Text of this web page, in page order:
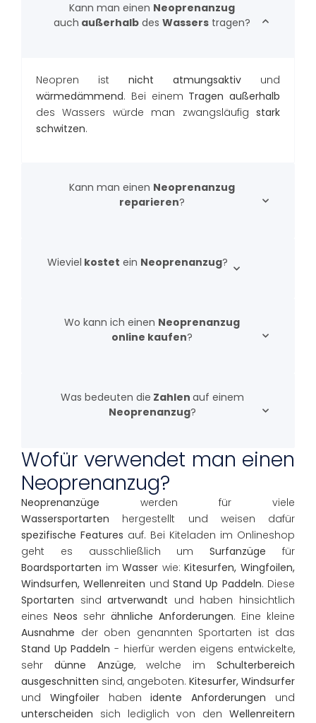
Kann man einen Neoprenanzug
auch außerhalb des Wassers tragen?
Neopren ist nicht atmungsaktiv und
wärmedämmend. Bei einem Tragen außerhalb
des Wassers würde man zwangsläufig stark
schwitzen.
Kann man einen Neoprenanzug
reparieren?
Wieviel kostet ein Neoprenanzug?
Wo kann ich einen Neoprenanzug
online kaufen?
Was bedeuten die Zahlen auf einem
Neoprenanzug?
Wofür verwendet man einen
Neoprenanzug?
Neoprenanzüge werden für viele
Wassersportarten hergestellt und weisen dafür
spezifische Features auf. Bei Kiteladen im Onlineshop
geht es ausschließlich umSurfanzügefür
Boardsportarten imWasser wie:Kitesurfen, Wingfoilen,
Windsurfen, Wellenreiten undStand Up Paddeln. Diese
Sportarten sindartverwandt und haben hinsichtlich
eines Neos sehr ähnliche Anforderungen. Eine kleine
Ausnahme der oben genannten Sportarten ist das
Stand Up Paddeln - hierfür werden eigens entwickelte,
sehr dünne Anzüge, welche imSchulterbereich
ausgeschnitten sind, angeboten. Kitesurfer, Windsurfer
und Wingfoilerhabenidente Anforderungen und
unterscheiden sich lediglich von den Wellenreitern